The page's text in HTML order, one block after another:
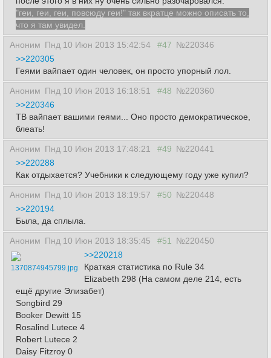
"геи, геи, геи, повсюду геи!" так вкратце можно описать то,
что я там увидел.
Аноним Пнд 10 Июн 2013 15:42:54 #47 №220346
>>220305
Геями вайпает один человек, он просто упорный лол.
Аноним Пнд 10 Июн 2013 16:18:51 #48 №220360
>>220346
ТВ вайпает вашими геями... Оно просто демократическое,
блеать!
Аноним Пнд 10 Июн 2013 17:48:21 #49 №220441
>>220288
Как отдыхается? Учебники к следующему году уже купил?
Аноним Пнд 10 Июн 2013 18:19:57 #50 №220448
>>220194
Была, да сплыла.
Аноним Пнд 10 Июн 2013 18:35:45 #51 №220450
1370874945799.jpg
>>220218
Краткая статистика по Rule 34
Elizabeth 298 (На самом деле 214, есть
ещё другие Элизабет)
Songbird 29
Booker Dewitt 15
Rosalind Lutece 4
Robert Lutece 2
Daisy Fitzroy 0